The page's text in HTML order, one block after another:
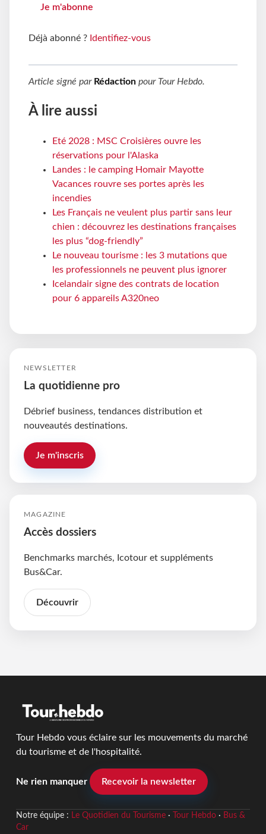
Je m'abonne
Déjà abonné ? Identifiez-vous
Article signé par Rédaction pour Tour Hebdo.
À lire aussi
Eté 2028 : MSC Croisières ouvre les
réservations pour l'Alaska
Landes : le camping Homair Mayotte
Vacances rouvre ses portes après les
incendies
Les Français ne veulent plus partir sans leur
chien : découvrez les destinations françaises
les plus “dog-friendly”
Le nouveau tourisme : les 3 mutations que
les professionnels ne peuvent plus ignorer
Icelandair signe des contrats de location
pour 6 appareils A320neo
NEWSLETTER
La quotidienne pro
Débrief business, tendances distribution et
nouveautés destinations.
Je m'inscris
MAGAZINE
Accès dossiers
Benchmarks marchés, Icotour et suppléments
Bus&Car.
Découvrir
Tour Hebdo vous éclaire sur les mouvements du marché
du tourisme et de l'hospitalité.
Ne rien manquer Recevoir la newsletter
Notre équipe : Le Quotidien du Tourisme· Tour Hebdo· Bus &
Car